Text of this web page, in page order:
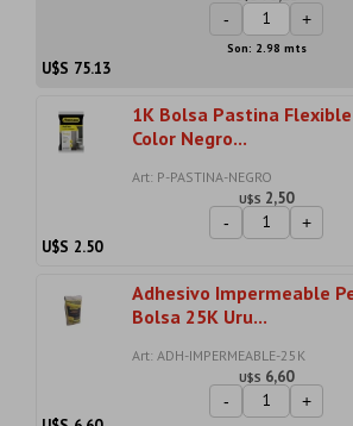
- +
Son: 2.98 mts
U$S 75.13
1K Bolsa Pastina
Color Negro...
Art: P-PASTINA-NEGRO
U$S 2,50
- +
U$S 2.50
Adhesivo Impermeable
Bolsa 25K Uru...
Art: ADH-IMPERMEABLE-25K
U$S 6,60
- +